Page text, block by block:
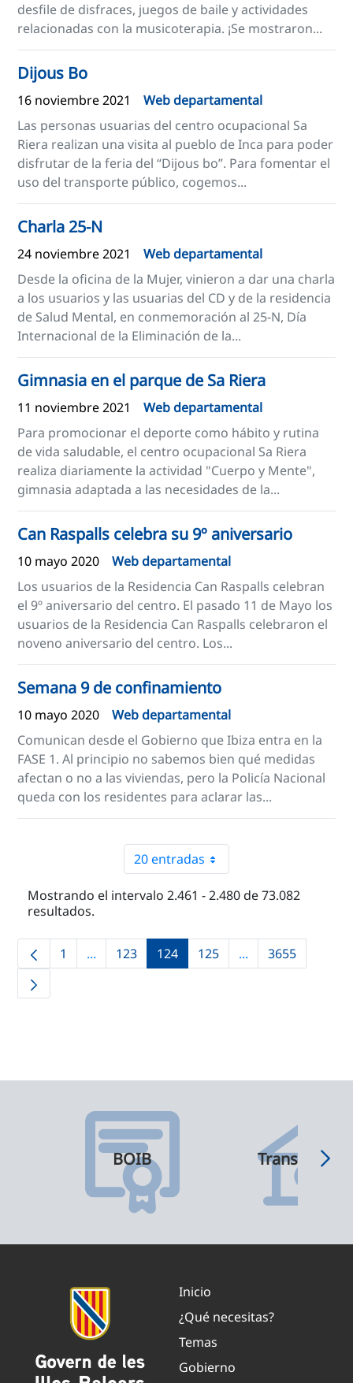
desfile de disfraces, juegos de baile y actividades
relacionadas con la musicoterapia. ¡Se mostraron...
Dijous Bo
16 noviembre 2021
Web departamental
Las personas usuarias del centro ocupacional Sa
Riera realizan una visita al pueblo de Inca para poder
disfrutar de la feria del “Dijous bo”. Para fomentar el
uso del transporte público, cogemos...
Charla 25-N
24 noviembre 2021
Web departamental
Desde la oficina de la Mujer, vinieron a dar una charla
a los usuarios y las usuarias del CD y de la residencia
de Salud Mental, en conmemoración al 25-N, Día
Internacional de la Eliminación de la...
Gimnasia en el parque de Sa Riera
11 noviembre 2021
Web departamental
Para promocionar el deporte como hábito y rutina
de vida saludable, el centro ocupacional Sa Riera
realiza diariamente la actividad "Cuerpo y Mente",
gimnasia adaptada a las necesidades de la...
Can Raspalls celebra su 9º aniversario
10 mayo 2020
Web departamental
Los usuarios de la Residencia Can Raspalls celebran
el 9º aniversario del centro. El pasado 11 de Mayo los
usuarios de la Residencia Can Raspalls celebraron el
noveno aniversario del centro. Los...
Semana 9 de confinamiento
10 mayo 2020
Web departamental
Comunican desde el Gobierno que Ibiza entra en la
FASE 1. Al principio no sabemos bien qué medidas
afectan o no a las viviendas, pero la Policía Nacional
queda con los residentes para aclarar las...
20 entradas
Mostrando el intervalo 2.461 - 2.480 de 73.082
resultados.
Página
1 ...Páginas intermedias Use TAB para
Página
123 Página
124 Página
125 ...PáginasPágina
3655
BOIB
Inicio
¿Qué necesitas?
Temas
Gobierno